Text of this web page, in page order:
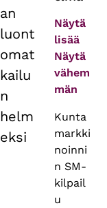
an
luont
omat
kailu
n
helm
eksi
Näytä
lisää
Näytä
vähem
män
Kunta
markki
noinni
n SM-
kilpail
u